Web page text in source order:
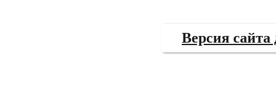
Версия